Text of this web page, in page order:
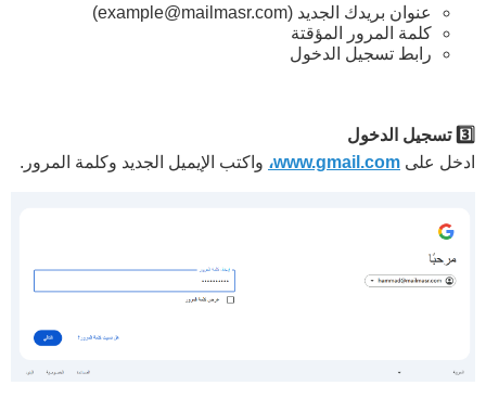
عنوان بريدك الجديد (example@mailmasr.com
)
كلمة المرور المؤقتة
رابط تسجيل الدخول
3️⃣ تسجيل الدخول
ادخل على www.gmail.com، واكتب الإيميل الجديد وكلمة المرور.